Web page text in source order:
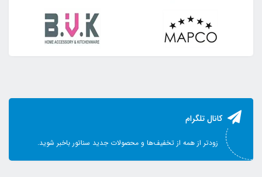
کانال تلگرام
زودتر از همه از تخفیف‌ها و محصولات جدید سناتور باخبر شوید.